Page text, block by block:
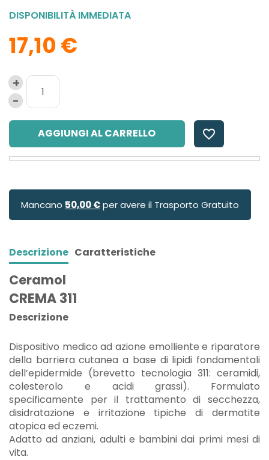
DISPONIBILITÀ IMMEDIATA
17,10 €
AGGIUNGI AL CARRELLO favorite_border
Mancano 50,00 €per avere il Trasporto Gratuito
Descrizione Caratteristiche
Ceramol
CREMA 311
Descrizione
Dispositivo medico ad azione emolliente e riparatore
della barriera cutanea a base di lipidi fondamentali
dell’epidermide (brevetto tecnologia 311: ceramidi,
colesterolo e acidi grassi). Formulato
specificamente per il trattamento di secchezza,
disidratazione e irritazione tipiche di dermatite
atopica ed eczemi.
Adatto ad anziani, adulti e bambini dai primi mesi di
vita.